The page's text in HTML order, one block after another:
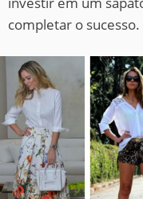
completar o sucesso.